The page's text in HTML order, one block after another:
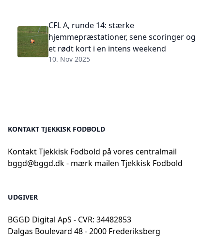
CFL A, runde 14: stærke
hjemmepræstationer, sene scoringer og
et rødt kort i en intens weekend
10. Nov 2025
KONTAKT TJEKKISK FODBOLD
Kontakt Tjekkisk Fodbold på vores centralmail
bggd@bggd.dk- mærk mailen Tjekkisk Fodbold
UDGIVER
BGGD Digital ApS - CVR: 34482853
Dalgas Boulevard 48 - 2000 Frederiksberg